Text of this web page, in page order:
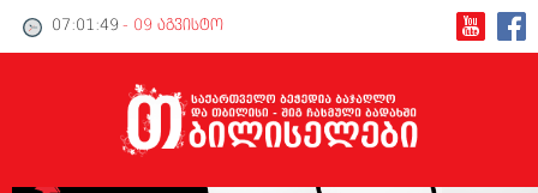
07:01:49 - 09 აგვისტო